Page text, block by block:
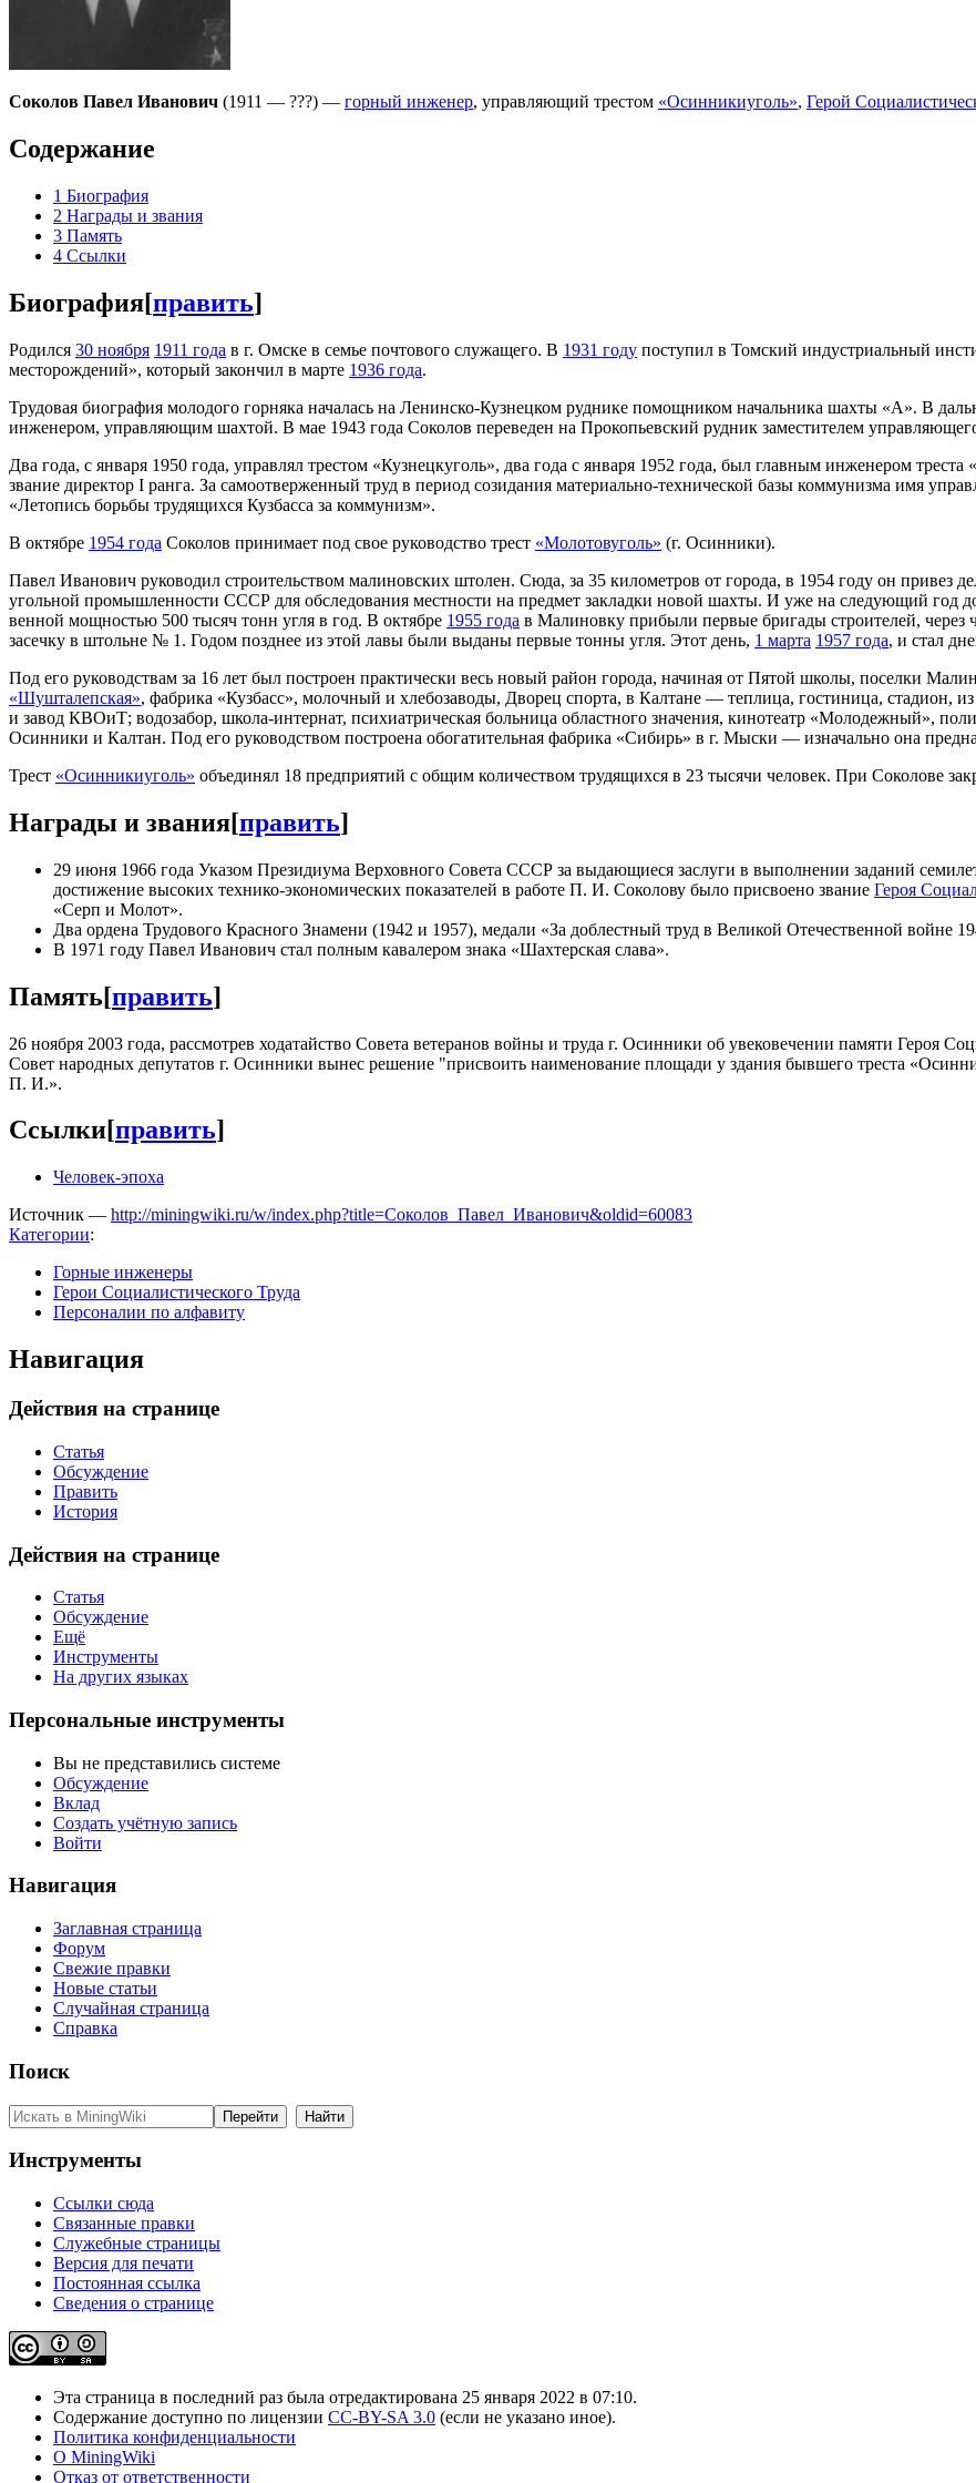
Соколов Павел Иванович (1911 — ???) — горный инженер, управляющий трестом «Осинникиуголь», Герой
Содержание
1 Биография
2 Награды и звания
3 Память
4 Ссылки
Биография[править]
Родился 30 ноября 1911 года в г. Омске в семье почтового служащего. В 1931 году поступил в Томский индустриальный
месторождений», который закончил в марте 1936 года.
Трудовая биография молодого горняка началась на Ленинско-Кузнецком руднике помощником начальника шахты «А». В
инженером, управляющим шахтой. В мае 1943 года Соколов переведен на Прокопьевский рудник заместителем
Два года, с января 1950 года, управлял трестом «Кузнецкуголь», два года с января 1952 года, был главным инженером
звание директор I ранга. За самоотверженный труд в период созидания материально-технической базы коммунизма имя
«Летопись борьбы трудящихся Кузбасса за коммунизм».
В октябре 1954 года Соколов принимает под свое руководство трест «Молотовуголь» (г. Осинники).
Павел Иванович руководил строительством малиновских штолен. Сюда, за 35 километров от города, в 1954 году он привез
угольной промышленности СССР для обследования местности на предмет закладки новой шахты. И уже на следующий год
венной мощностью 500 тысяч тонн угля в год. В октябре 1955 года в Ма­линовку прибыли первые бригады строителей, через
засечку в штольне № 1. Годом позднее из этой лавы были выданы первые тонны угля. Этот день, 1 марта 1957 года, и стал
Под его руководствам за 16 лет был построен практически весь новый район города, начиная от Пятой школы, поселки
«Шушталепская», фабрика «Кузбасс», молочный и хлебозаводы, Дворец спорта, в Калтане — теплица, гостиница,
и завод КВОиТ; водозабор, школа-интернат, психиатрическая больница областного значения, кинотеатр «Молодежный»,
Осинники и Калтан. Под его руководством построена обогатительная фабрика «Сибирь» в г. Мыски — изначально она
Трест «Осинникиуголь» объединял 18 предприятий с общим количеством трудящихся в 23 тысячи человек. При Соколове
Награды и звания[править]
29 июня 1966 года Указом Президиума Верховного Совета СССР за выдающиеся заслуги в выполнении заданий
достижение высоких технико-экономических показателей в работе П. И. Соколову было присвоено звание Героя
«Серп и Молот».
Два ордена Трудового Красного Знамени (1942 и 1957), медали «За доблестный труд в Великой Отечественной войне
В 1971 году Павел Иванович стал полным кавалером знака «Шахтерская слава».
Память[править]
26 ноября 2003 года, рассмотрев ходатайство Совета ветеранов войны и труда г. Осинники об увековечении памяти Героя
Совет народных депутатов г. Осинники вынес решение "присвоить наименование площади у здания бывшего треста
П. И.».
Ссылки[править]
Человек-эпоха
Источник — http://miningwiki.ru/w/index.php?title=Соколов_Павел_Иванович&oldid=60083
Категории:
Горные инженеры
Герои Социалистического Труда
Персоналии по алфавиту
Навигация
Действия на странице
Статья
Обсуждение
Править
История
Действия на странице
Статья
Обсуждение
Ещё
Инструменты
На других языках
Персональные инструменты
Вы не представились системе
Обсуждение
Вклад
Создать учётную запись
Войти
Навигация
Заглавная страница
Форум
Свежие правки
Новые статьи
Случайная страница
Справка
Поиск
Инструменты
Ссылки сюда
Связанные правки
Служебные страницы
Версия для печати
Постоянная ссылка
Сведения о странице
Эта страница в последний раз была отредактирована 25 января 2022 в 07:10.
Содержание доступно по лицензии CC-BY-SA 3.0 (если не указано иное).
Политика конфиденциальности
О MiningWiki
Отказ от ответственности